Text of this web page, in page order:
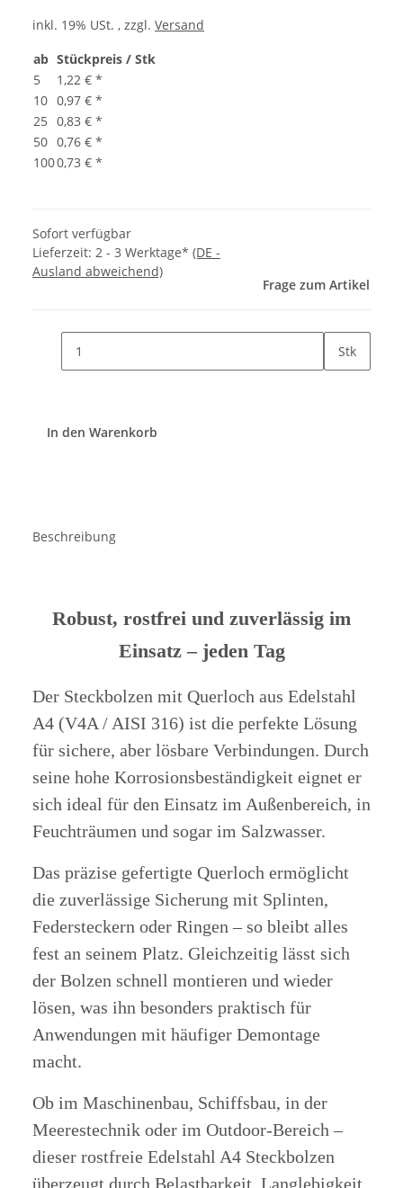
inkl. 19% USt. , zzgl. Versand
ab Stückpreis / Stk
5
1,22 € *
10 0,97 € *
25 0,83 € *
50 0,76 € *
1000,73 € *
Sofort verfügbar
Lieferzeit: 2 - 3 Werktage* (DE -
Ausland abweichend)
Frage zum Artikel
Stk
In den Warenkorb
Beschreibung
Robust, rostfrei und zuverlässig im
Einsatz – jeden Tag
Der Steckbolzen mit Querloch aus Edelstahl
A4 (V4A / AISI 316) ist die perfekte Lösung
für sichere, aber lösbare Verbindungen. Durch
seine hohe Korrosionsbeständigkeit eignet er
sich ideal für den Einsatz im Außenbereich, in
Feuchträumen und sogar im Salzwasser.
Das präzise gefertigte Querloch ermöglicht
die zuverlässige Sicherung mit Splinten,
Federsteckern oder Ringen – so bleibt alles
fest an seinem Platz. Gleichzeitig lässt sich
der Bolzen schnell montieren und wieder
lösen, was ihn besonders praktisch für
Anwendungen mit häufiger Demontage
macht.
Ob im Maschinenbau, Schiffsbau, in der
Meerestechnik oder im Outdoor-Bereich –
dieser rostfreie Edelstahl A4 Steckbolzen
überzeugt durch Belastbarkeit, Langlebigkeit